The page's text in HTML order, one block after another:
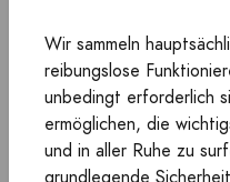
Anzeige
Bei aerosus
Dodge RAM 2500
Wir sammeln
reibungslose
unbedingt erforderlich
ermöglichen, die
und in aller Ruhe zu